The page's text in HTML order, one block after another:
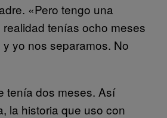
«Pero tengo una
tenías ocho meses
yo nos separamos. No
tenía dos meses. Así
la historia que uso con